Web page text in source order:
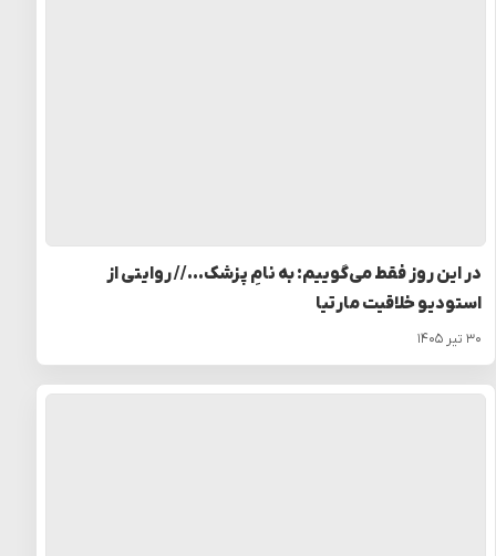
در این روز فقط می‌گوییم: به نامِ پزشک… // روایتی از
استودیو خلاقیت مارتیا
۳۰ تیر ۱۴۰۵